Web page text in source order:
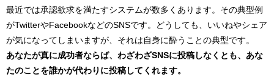
最近では承認欲求を満たすシステムが数多くあります。その典型例
がTwitterやFacebookなどのSNSです。どうしても、いいねやシェア
が気になってしまいますが、それは自身に酔うことの典型です。
あなたが真に成功者ならば、わざわざSNSに投稿しなくとも、あな
たのことを誰かが代わりに投稿してくれます。